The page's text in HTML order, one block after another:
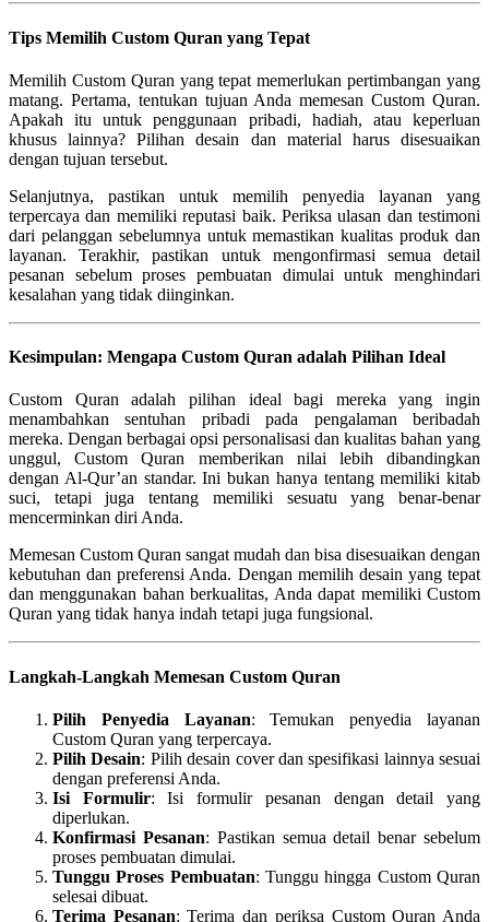
Tips Memilih Custom Quran yang Tepat
Memilih Custom Quran yang tepat memerlukan pertimbangan yang
matang. Pertama, tentukan tujuan Anda memesan Custom Quran.
Apakah itu untuk penggunaan pribadi, hadiah, atau keperluan
khusus lainnya? Pilihan desain dan material harus disesuaikan
dengan tujuan tersebut.
Selanjutnya, pastikan untuk memilih penyedia layanan yang
terpercaya dan memiliki reputasi baik. Periksa ulasan dan testimoni
dari pelanggan sebelumnya untuk memastikan kualitas produk dan
layanan. Terakhir, pastikan untuk mengonfirmasi semua detail
pesanan sebelum proses pembuatan dimulai untuk menghindari
kesalahan yang tidak diinginkan.
Kesimpulan: Mengapa Custom Quran adalah Pilihan Ideal
Custom Quran adalah pilihan ideal bagi mereka yang ingin
menambahkan sentuhan pribadi pada pengalaman beribadah
mereka. Dengan berbagai opsi personalisasi dan kualitas bahan yang
unggul, Custom Quran memberikan nilai lebih dibandingkan
dengan Al-Qur’an standar. Ini bukan hanya tentang memiliki kitab
suci, tetapi juga tentang memiliki sesuatu yang benar-benar
mencerminkan diri Anda.
Memesan Custom Quran sangat mudah dan bisa disesuaikan dengan
kebutuhan dan preferensi Anda. Dengan memilih desain yang tepat
dan menggunakan bahan berkualitas, Anda dapat memiliki Custom
Quran yang tidak hanya indah tetapi juga fungsional.
Langkah-Langkah Memesan Custom Quran
Pilih Penyedia Layanan: Temukan penyedia layanan
Custom Quran yang terpercaya.
Pilih Desain: Pilih desain cover dan spesifikasi lainnya sesuai
dengan preferensi Anda.
Isi Formulir: Isi formulir pesanan dengan detail yang
diperlukan.
Konfirmasi Pesanan: Pastikan semua detail benar sebelum
proses pembuatan dimulai.
Tunggu Proses Pembuatan: Tunggu hingga Custom Quran
selesai dibuat.
Terima Pesanan: Terima dan periksa Custom Quran Anda